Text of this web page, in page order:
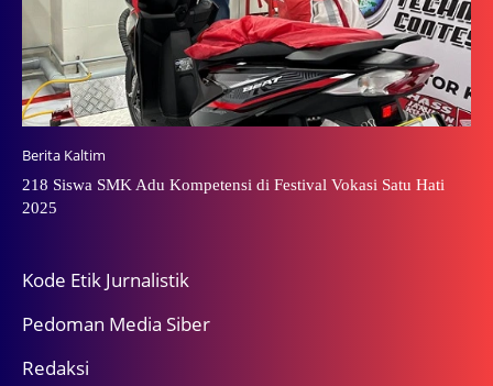
Berita Kaltim
218 Siswa SMK Adu Kompetensi di Festival Vokasi Satu Hati
2025
Kode Etik Jurnalistik
Pedoman Media Siber
Redaksi